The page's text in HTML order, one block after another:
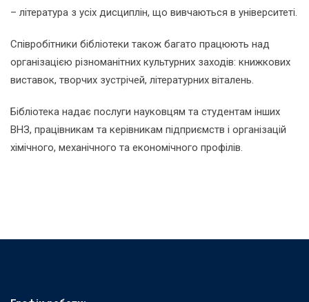
– література з усіх дисциплін, що вивчаються в університеті.
Співробітники бібліотеки також багато працюють над
організацією різноманітних культурних заходів: книжкових
виставок, творчих зустрічей, літературних віталень.
Бібліотека надає послуги науковцям та студентам інших
ВНЗ, працівникам та керівникам підприємств і організацій
хімічного, механічного та економічного профілів.